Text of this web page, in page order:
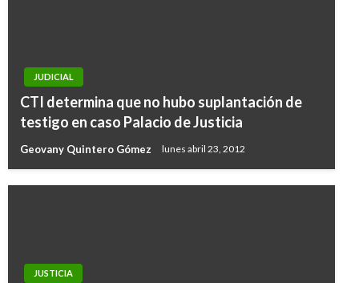
JUDICIAL
CTI determina que no hubo suplantación de
testigo en caso Palacio de Justicia
Geovany Quintero Gómez lunes abril 23, 2012
JUSTICIA